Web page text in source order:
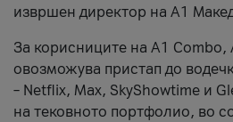
извршен директор на А1
За корисниците на A1 Combo,
овозможува пристап до
– Netflix, Max, SkyShowtime и
на тековното портфолио, во